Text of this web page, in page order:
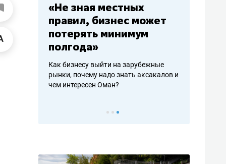
работа «Не зная местных
правил, бизнес может
потерять минимум
полгода»
Как бизнесу выйти на зарубежные
рынки, почему надо знать аксакалов и
чем интересен Оман?